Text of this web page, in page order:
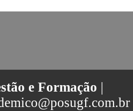
e Formação |